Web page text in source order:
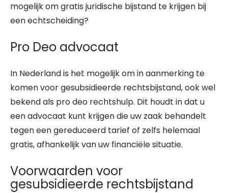
mogelijk om gratis juridische bijstand te krijgen bij
een echtscheiding?
Pro Deo advocaat
In Nederland is het mogelijk om in aanmerking te
komen voor gesubsidieerde rechtsbijstand, ook wel
bekend als pro deo rechtshulp. Dit houdt in dat u
een advocaat kunt krijgen die uw zaak behandelt
tegen een gereduceerd tarief of zelfs helemaal
gratis, afhankelijk van uw financiële situatie.
Voorwaarden voor
gesubsidieerde rechtsbijstand